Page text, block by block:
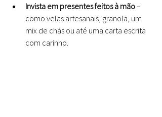
Invista em presentes feitos à mão –
como velas artesanais, granola, um
mix de chás ou até uma carta escrita
com carinho.